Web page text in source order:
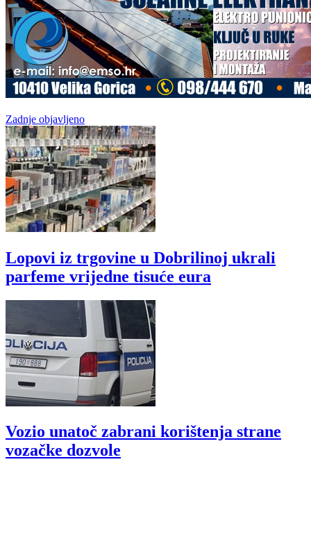
Zadnje objavljeno
Lopovi iz trgovine u Dobrilinoj ukrali
parfeme vrijedne tisuće eura
Vozio unatoč zabrani korištenja strane
vozačke dozvole